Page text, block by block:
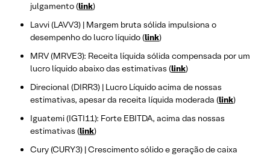
julgamento (link)
Lavvi (LAVV3) | Margem bruta sólida impulsiona o
desempenho do lucro líquido (link)
MRV (MRVE3): Receita líquida sólida compensada por um
lucro líquido abaixo das estimativas (link)
Direcional (DIRR3) | Lucro Líquido acima de nossas
estimativas, apesar da receita líquida moderada (link)
Iguatemi (IGTI11): Forte EBITDA, acima das nossas
estimativas (link)
Cury (CURY3) | Crescimento sólido e geração de caixa